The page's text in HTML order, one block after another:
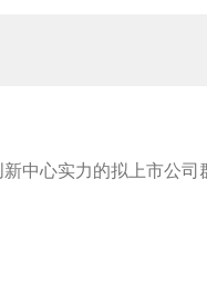
心实力的拟上市公